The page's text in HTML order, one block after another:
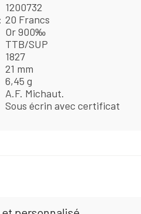
1200732
20 Francs
Or 900‰
TTB/SUP
1827
21 mm
6,45 g
A.F. Michaut.
Sous écrin avec certificat